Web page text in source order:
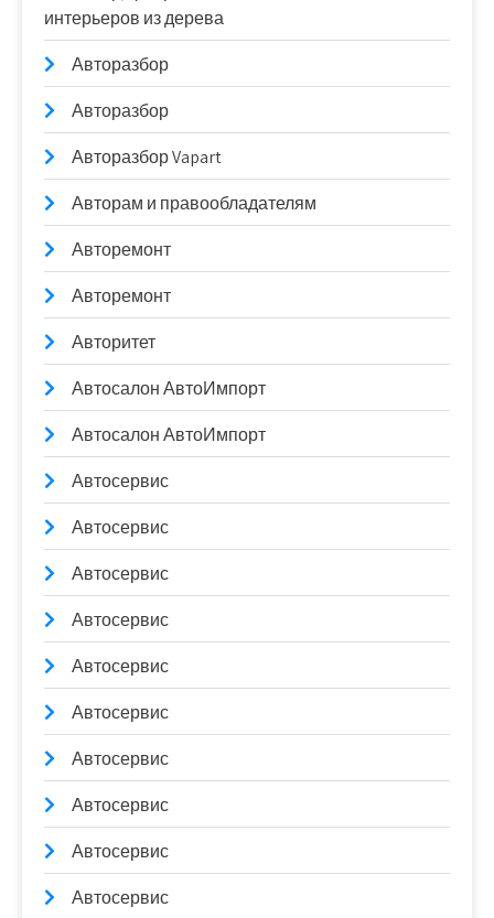
интерьеров из дерева
Авторазбор
Авторазбор
Авторазбор Vapart
Авторам и правообладателям
Авторемонт
Авторемонт
Авторитет
Автосалон АвтоИмпорт
Автосалон АвтоИмпорт
Автосервис
Автосервис
Автосервис
Автосервис
Автосервис
Автосервис
Автосервис
Автосервис
Автосервис
Автосервис